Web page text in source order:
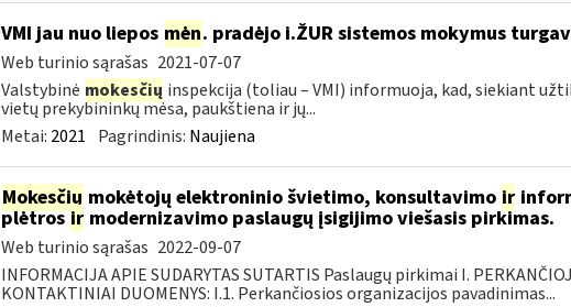
VMI jau nuo liepos mėn. pradėjo i.ŽUR sistemos mokymus
Web turinio sąrašas 2021-07-07
Valstybinė mokesčių inspekcija (toliau – VMI) informuoja, kad, siekiant
vietų prekybininkų mėsa, paukštiena ir jų...
Metai: 2021 Pagrindinis: Naujiena
Mokesčiųmokėtojų elektroninio švietimo, konsultavimo ir
plėtrosirmodernizavimo paslaugų įsigijimo viešasis pirkimas.
Web turinio sąrašas 2022-09-07
INFORMACIJA APIE SUDARYTAS SUTARTIS Paslaugų pirkimai I.
KONTAKTINIAI DUOMENYS: I.1. Perkančiosios organizacijos pavadinimas...